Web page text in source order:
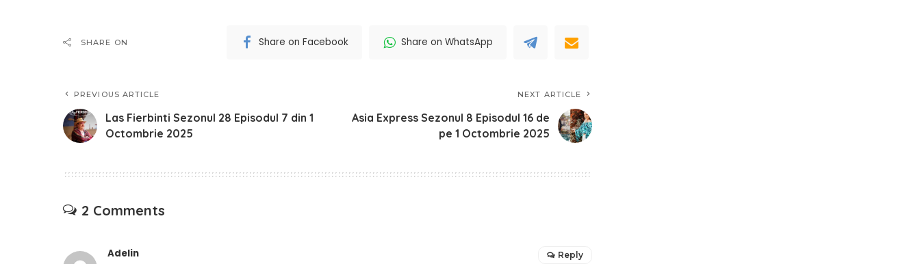
SHARE ON Share on Facebook Share on WhatsApp
PREVIOUS ARTICLE
Las Fierbinti Sezonul 28 Episodul 7 din 1
Octombrie 2025
NEXT ARTICLE
Asia Express Sezonul 8 Episodul 16 de
pe 1 Octombrie 2025
2 Comments
Adelin Reply